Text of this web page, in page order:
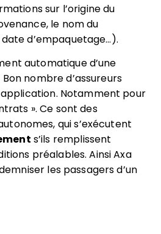
sur l’origine du
le nom du
d’empaquetage…).
automatique d’une
nombre d’assureurs
Notamment pour
». Ce sont des
qui s’exécutent
s’ils remplissent
préalables. Ainsi Axa
les passagers d’un